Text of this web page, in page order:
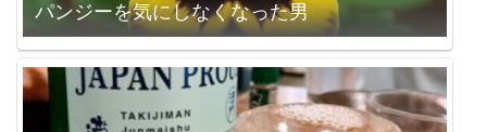
パンジーを気にしなくなった男